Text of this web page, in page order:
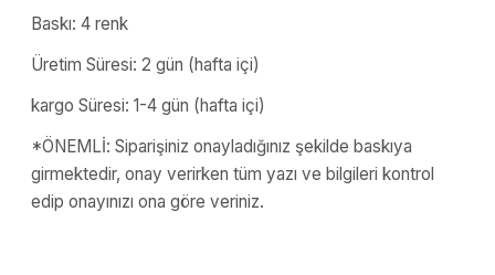
Baskı: 4 renk
Üretim Süresi: 2 gün (hafta içi)
kargo Süresi: 1-4 gün (hafta içi)
*ÖNEMLİ: Siparişiniz onayladığınız şekilde baskıya
girmektedir, onay verirken tüm yazı ve bilgileri kontrol
edip onayınızı ona göre veriniz.